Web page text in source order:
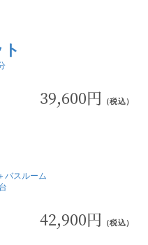
39,600円 （税込）
バスルーム
42,900円 （税込）